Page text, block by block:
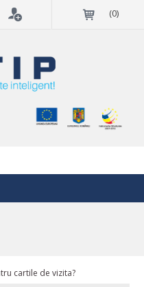
(0)
cartile de vizita?